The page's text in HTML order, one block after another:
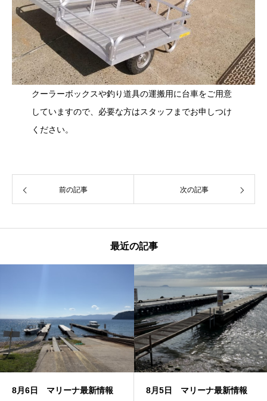
クーラーボックスや釣り道具の運搬用に台車をご用意
していますので、必要な方はスタッフまでお申しつけ
ください。
前の記事 次の記事
最近の記事
8月6日 マリーナ最新情報 8月5日 マリーナ最新情報